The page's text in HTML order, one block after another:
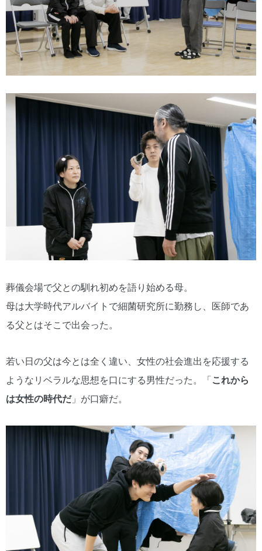
葬儀会場で父との馴れ初めを語り始める母。
母は大学時代アルバイトで細菌研究所に勤務し、医師であ
る父とはそこで出会った。
若い日の父は今とは全く違い、女性の社会進出を応援する
ようなリベラルな思想を口にする男性だった。「これから
は女性の時代だ」が口癖だ。